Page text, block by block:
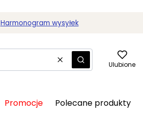
Harmonogram wysyłek
WyczyśćSzukaj Ulubione
Promocje Polecane produkty